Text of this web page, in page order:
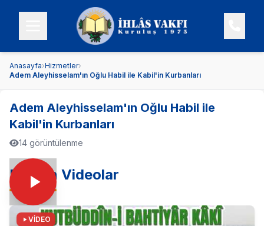
Anasayfa›Hizmetler›
Adem Aleyhisselam'ın Oğlu Habil ile Kabil'in Kurbanları
Adem Aleyhisselam'ın Oğlu Habil ile
Kabil'in Kurbanları
14 görüntülenme
En Son Videolar
VİDEO